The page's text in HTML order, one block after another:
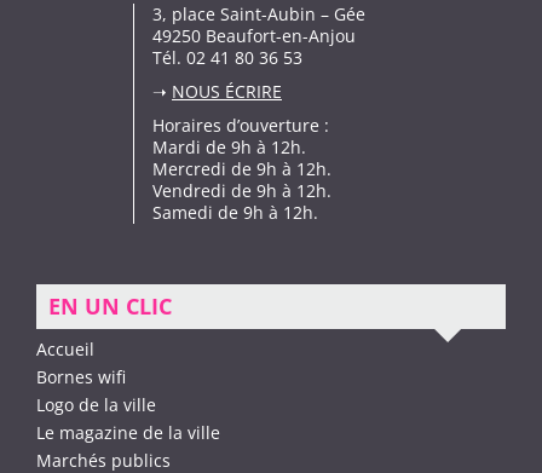
3, place Saint-Aubin – Gée
49250 Beaufort-en-Anjou
Tél. 02 41 80 36 53
➝ NOUS ÉCRIRE
Horaires d’ouverture :
Mardi de 9h à 12h.
Mercredi de 9h à 12h.
Vendredi de 9h à 12h.
Samedi de 9h à 12h.
EN UN CLIC
Accueil
Bornes wifi
Logo de la ville
Le magazine de la ville
Marchés publics